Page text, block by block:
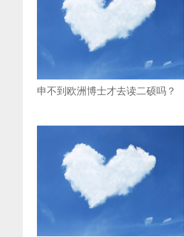
申不到欧洲博士才去读二硕吗？